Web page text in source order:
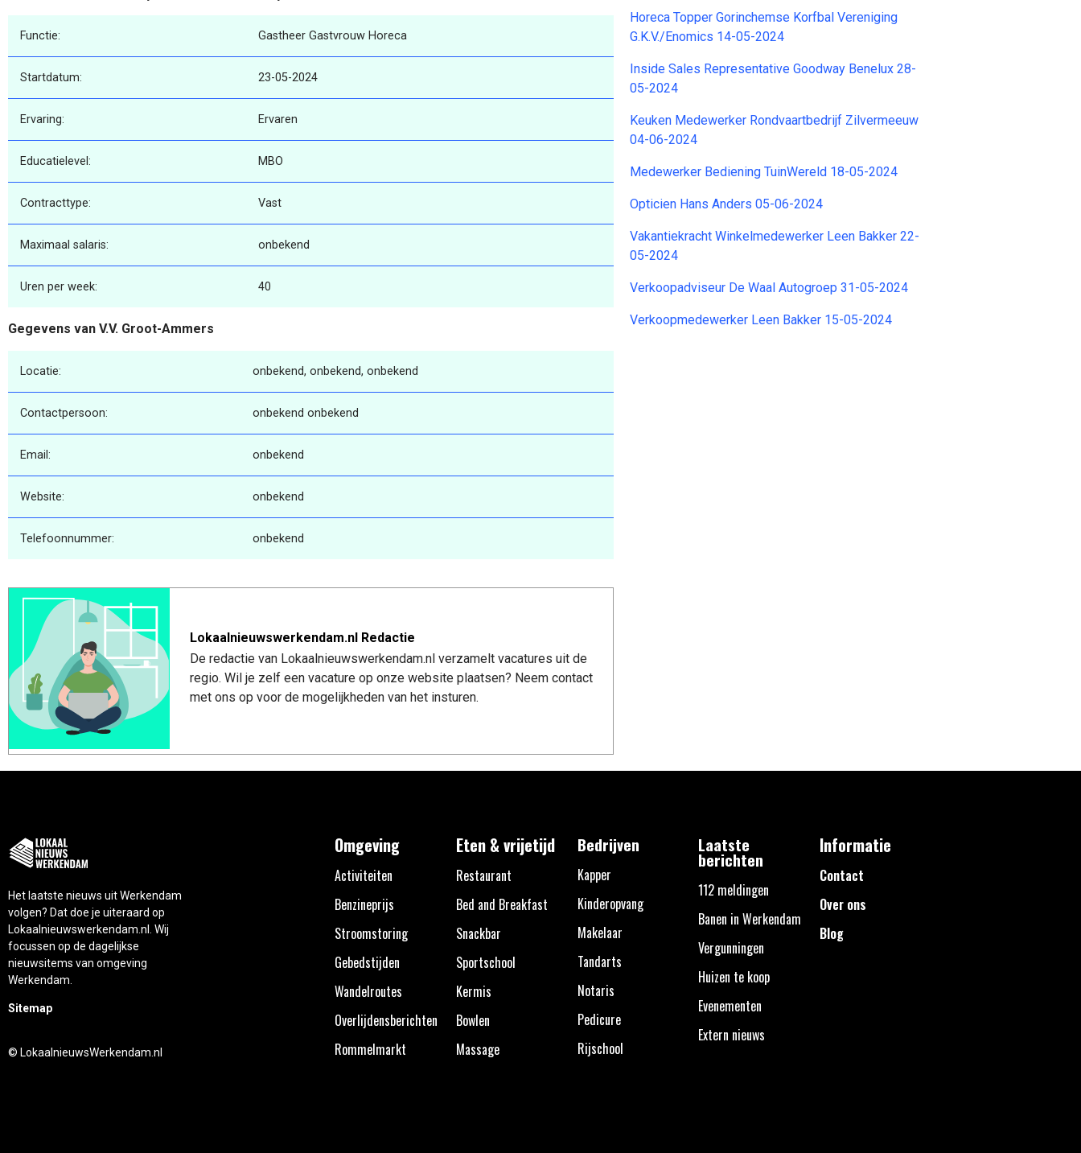
Functie: Gastheer Gastvrouw Horeca
Startdatum: 23-05-2024
Ervaring: Ervaren
Educatielevel: MBO
Contracttype: Vast
Maximaal salaris: onbekend
Uren per week: 40
Gegevens van V.V. Groot-Ammers
Locatie: onbekend, onbekend, onbekend
Contactpersoon: onbekend onbekend
Email: onbekend
Website: onbekend
Telefoonnummer: onbekend
Lokaalnieuwswerkendam.nl Redactie
De redactie van Lokaalnieuwswerkendam.nl verzamelt vacatures uit de
regio. Wil je zelf een vacature op onze website plaatsen? Neem contact
met ons op voor de mogelijkheden van het insturen.
Horeca Topper Gorinchemse Korfbal Vereniging
G.K.V./Enomics 14-05-2024
Inside Sales Representative Goodway Benelux 28-
05-2024
Keuken Medewerker Rondvaartbedrijf Zilvermeeuw
04-06-2024
Medewerker Bediening TuinWereld 18-05-2024
Opticien Hans Anders 05-06-2024
Vakantiekracht Winkelmedewerker Leen Bakker 22-
05-2024
Verkoopadviseur De Waal Autogroep 31-05-2024
Verkoopmedewerker Leen Bakker 15-05-2024
Het laatste nieuws uit Werkendam
volgen? Dat doe je uiteraard op
Lokaalnieuwswerkendam.nl. Wij
focussen op de dagelijkse
nieuwsitems van omgeving
Werkendam.
Sitemap
© LokaalnieuwsWerkendam.nl
Omgeving
Activiteiten
Benzineprijs
Stroomstoring
Gebedstijden
Wandelroutes
Overlijdensberichten
Rommelmarkt
Eten & vrijetijd
Restaurant
Bed and Breakfast
Snackbar
Sportschool
Kermis
Bowlen
Massage
Bedrijven
Kapper
Kinderopvang
Makelaar
Tandarts
Notaris
Pedicure
Rijschool
Laatste
berichten
112 meldingen
Banen in Werkendam
Vergunningen
Huizen te koop
Evenementen
Extern nieuws
Informatie
Contact
Over ons
Blog